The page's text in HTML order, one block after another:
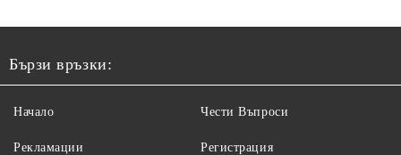
Бързи връзки:
Начало
Рекламации
Чести Въпроси
Регистрация